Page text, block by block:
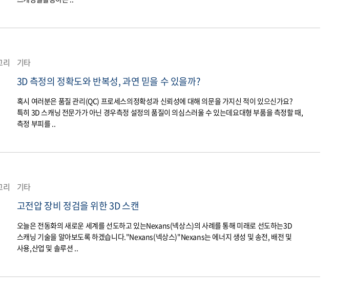
리
기타
3D 측정의 정확도와 반복성, 과연 믿을 수 있을까?
혹시 여러분은 품질 관리(QC) 프로세스의정확성과 신뢰성에 대해 의문을 가지신 적이 있으신가요?
특히 3D 스캐닝 전문가가 아닌 경우측정 설정의 품질이 의심스러울 수 있는데요대형 부품을 측정할 때,
측정 부피를 ..
리
기타
고전압 장비 정검을 위한 3D 스캔
오늘은 전동화의 새로운 세계를 선도하고 있는Nexans(넥상스)의 사례를 통해 미래로 선도하는3D
스캐닝 기술을 알아보도록 하겠습니다."Nexans(넥상스)"Nexans는 에너지 생성 및 송전, 배전 및
사용,산업 및 솔루션 ..